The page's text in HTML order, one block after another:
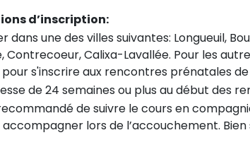
d’inscription:
dans une des villes suivantes: Longueuil,
Contrecoeur, Calixa-Lavallée. Pour les
s'inscrire aux rencontres prénatales
de 24 semaines ou plus au début des
de suivre le cours en
accompagner lors de l’accouchement.